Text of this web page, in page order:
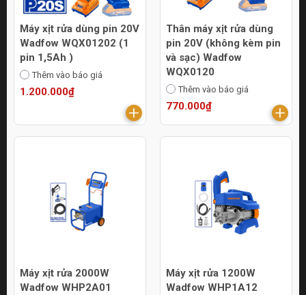
Máy xịt rửa dùng pin 20V
Wadfow WQX01202 (1
pin 1,5Ah )
Thêm vào báo giá
1.200.000₫
Thân máy xịt rửa dùng
pin 20V (không kèm pin
và sạc) Wadfow
WQX0120
Thêm vào báo giá
770.000₫
Máy xịt rửa 2000W
Wadfow WHP2A01
Máy xịt rửa 1200W
Wadfow WHP1A12